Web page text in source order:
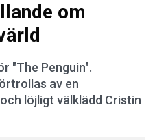
om
"The Penguin".
av en
löjligt välklädd Cristin